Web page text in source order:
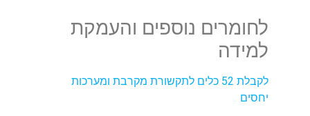
לחומרים נוספים והעמקת
למידה
לקבלת 52 כלים לתקשורת מקרבת ומערכות
יחסים